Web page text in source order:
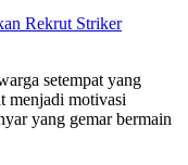
Rekrut Striker
setempat yang
menjadi motivasi
yang gemar bermain